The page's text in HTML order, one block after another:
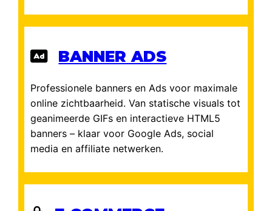
BANNER ADS
Professionele banners en Ads voor maximale
online zichtbaarheid. Van statische visuals tot
geanimeerde GIFs en interactieve HTML5
banners – klaar voor Google Ads, social
media en affiliate netwerken.